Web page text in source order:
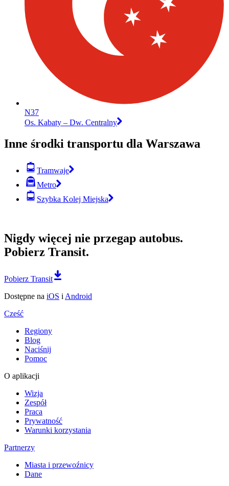
N37
Os. Kabaty – Dw. Centralny
Inne środki transportu dla Warszawa
Tramwaje
Metro
Szybka Kolej Miejska
Nigdy więcej nie przegap autobus.
Pobierz Transit.
Pobierz Transit
Dostępne na iOS i Android
Cześć
Regiony
Blog
Naciśnij
Pomoc
O aplikacji
Wizja
Zespół
Praca
Prywatność
Warunki korzystania
Partnerzy
Miasta i przewoźnicy
Dane